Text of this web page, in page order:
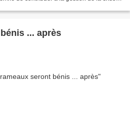
... après